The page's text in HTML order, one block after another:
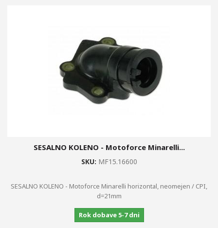
SESALNO KOLENO - Motoforce Minarelli...
SKU: MF15.16600
SESALNO KOLENO - Motoforce Minarelli horizontal, neomejen / CPI,
d=21mm
Rok dobave 5-7 dni